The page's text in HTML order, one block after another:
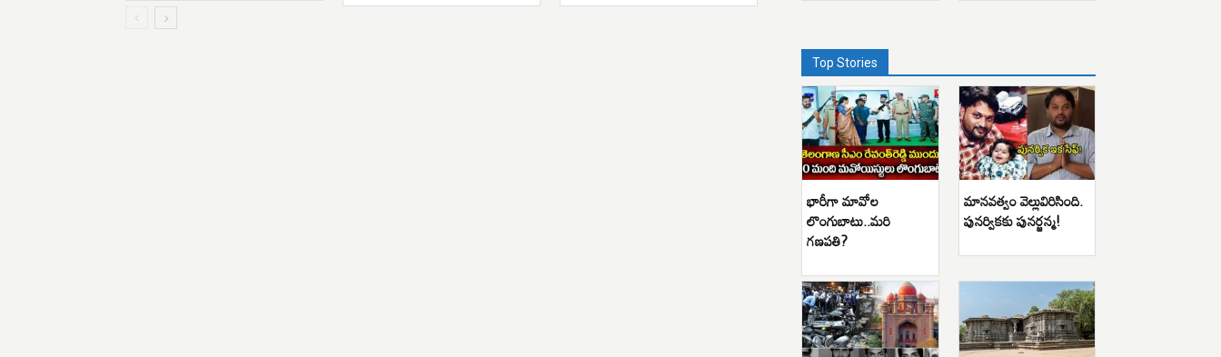
Top Stories
భారీగా మావోల
లొంగుబాటు..మరి
గణపతి?
మానవత్వం వెల్లువిరిసింది.
పునర్వికకు పునర్జన్మ!